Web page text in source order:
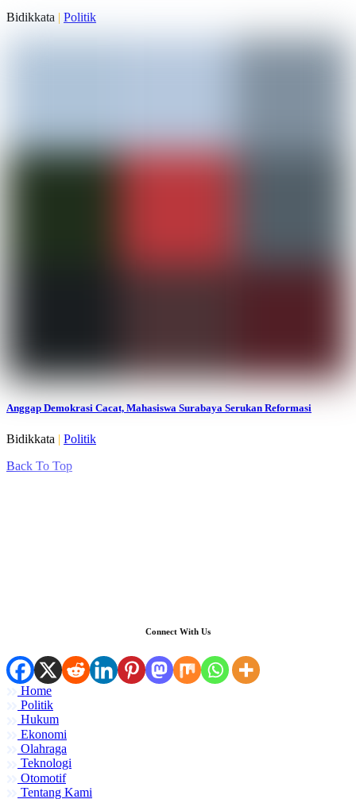
Bidikkata | Politik
Anggap Demokrasi Cacat, Mahasiswa Surabaya Serukan Reformasi
Bidikkata | Politik
Back To Top
Connect With Us
Home
Politik
Hukum
Ekonomi
Olahraga
Teknologi
Otomotif
Tentang Kami